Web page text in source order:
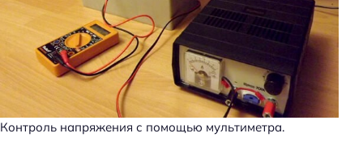
Контроль напряжения с помощью мультиметра.